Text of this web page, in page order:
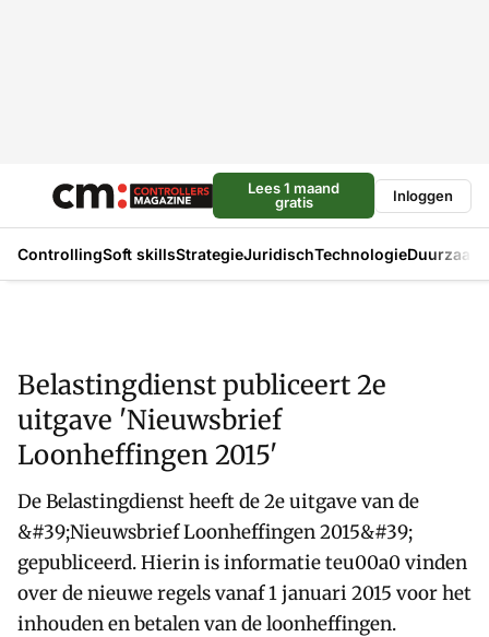
Lees 1 maand
gratis
Inloggen
ControllingSoft skillsStrategieJuridischTechnologie
Belastingdienst publiceert 2e
uitgave 'Nieuwsbrief
Loonheffingen 2015'
De Belastingdienst heeft de 2e uitgave van de
&#39;Nieuwsbrief Loonheffingen 2015&#39;
gepubliceerd. Hierin is informatie teu00a0 vinden
over de nieuwe regels vanaf 1 januari 2015 voor het
inhouden en betalen van de loonheffingen.